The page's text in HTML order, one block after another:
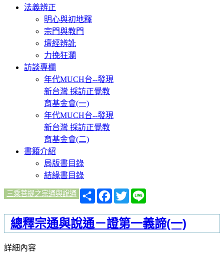
法義辨正
明心與初地釋
宗門與教門
壇經辨訛
力挽狂瀾
訪談專欄
年代MUCH台--發現
新台灣 採訪正覺教
育基金會(一)
年代MUCH台--發現
新台灣 採訪正覺教
育基金會(二)
書籍介紹
局版書目錄
結緣書目錄
三乘菩提之宗通與說通
分
享
Facebook
Twitter
總釋宗通與說通－證第一義諦(一)
詳細內容